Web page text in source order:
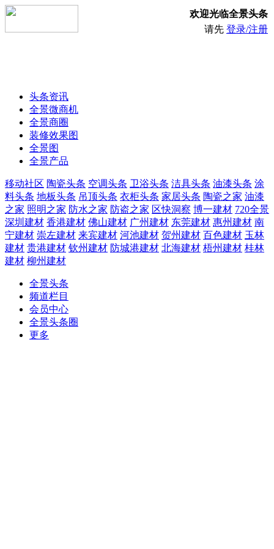
欢迎光临全景头条
请先 登录/注册
头条资讯
全景微商机
全景商圈
装修效果图
全景图
全景产品
移动社区 陶瓷头条 空调头条 卫浴头条 洁具头条 油漆头条 涂
料头条 地板头条 吊顶头条 衣柜头条 家居头条 陶瓷之家 油漆
之家 照明之家 防水之家 防盗之家 区快洞察 博一建材 720全景
深圳建材 香港建材 佛山建材 广州建材 东莞建材 惠州建材 南
宁建材 崇左建材 来宾建材 河池建材 贺州建材 百色建材 玉林
建材 贵港建材 钦州建材 防城港建材 北海建材 梧州建材 桂林
建材 柳州建材
全景头条
频道栏目
会员中心
全景头条圈
更多